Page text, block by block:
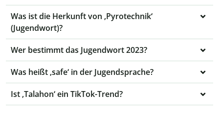
Was ist die Herkunft von ‚Pyrotechnik‘
(Jugendwort)?
Wer bestimmt das Jugendwort 2023?
Was heißt ‚safe‘ in der Jugendsprache?
Ist ‚Talahon‘ ein TikTok-Trend?